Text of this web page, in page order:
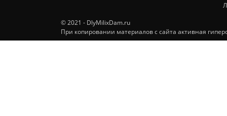
© 2021 - DlyMilixDam.ru
При копировании материалов с сайта активная